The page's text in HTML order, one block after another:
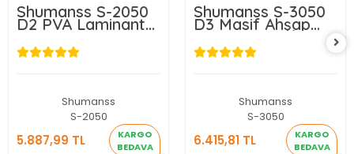
Shumanss S-2050
D2 PVA Laminant
Yüzey Tutkalı
25Kg/Kova
Shumanss
S-2050
5.887,99 TL
KARGO
BEDAVA
Shumanss S-3050
D3 Masif Ahşap
Tutkalı 25Kg/Kova
Shumanss
S-3050
6.415,81 TL
KARGO
BEDAVA